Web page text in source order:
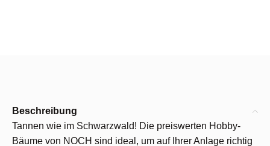
Beschreibung
Tannen wie im Schwarzwald! Die preiswerten Hobby-
Bäume von NOCH sind ideal, um auf Ihrer Anlage richtig